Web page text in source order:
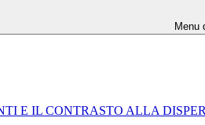
Menu
E IL CONTRASTO ALLA